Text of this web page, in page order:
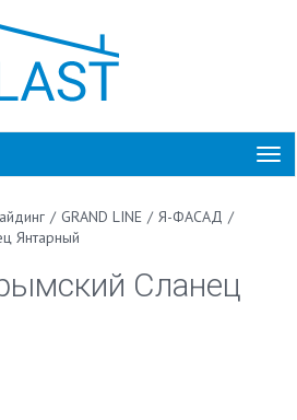
/ GRAND LINE / Я-ФАСАД /
Янтарный
Сланец